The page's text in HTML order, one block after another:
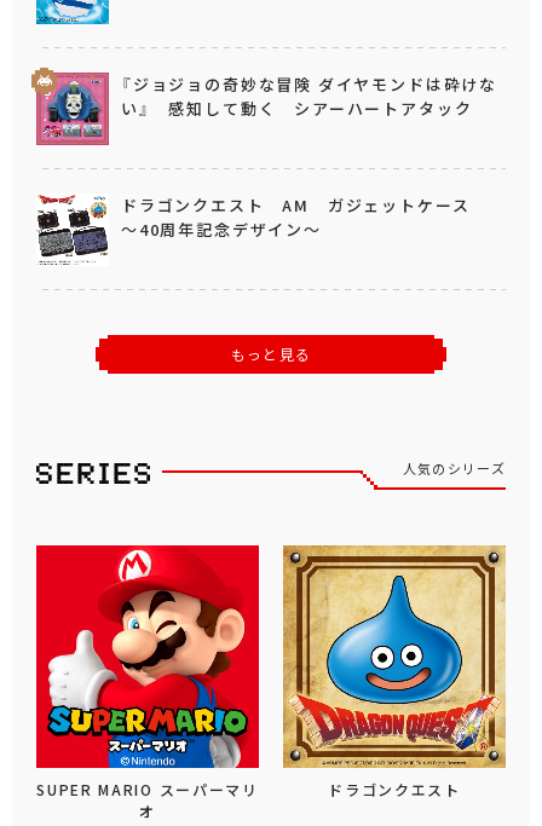
『ジョジョの奇妙な冒険 ダイヤモンドは砕けな
い』 感知して動く シアーハートアタック
ドラゴンクエスト AM ガジェットケース
～40周年記念デザイン～
もっと見る
人気のシリーズ
SUPER MARIO スーパーマリ
オ
ドラゴンクエスト